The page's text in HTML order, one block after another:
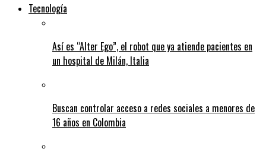
Tecnología
Así es “Alter Ego”, el robot que ya atiende pacientes en
un hospital de Milán, Italia
Buscan controlar acceso a redes sociales a menores de
16 años en Colombia